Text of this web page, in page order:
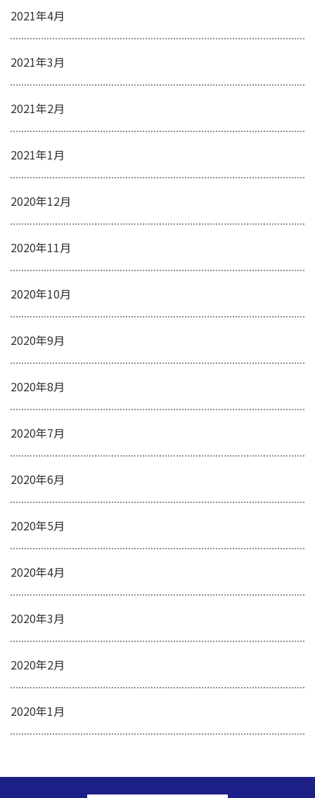
2021年4月
2021年3月
2021年2月
2021年1月
2020年12月
2020年11月
2020年10月
2020年9月
2020年8月
2020年7月
2020年6月
2020年5月
2020年4月
2020年3月
2020年2月
2020年1月